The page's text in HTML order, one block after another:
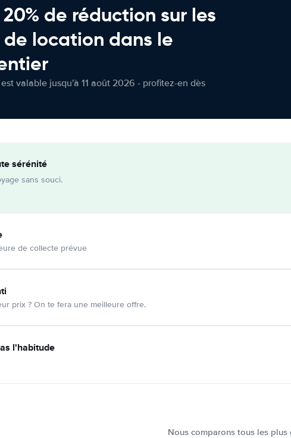
de réduction sur les
location dans le
valable jusqu'à 11 août 2026 - profitez-en dès
sérénité
sans souci.
de collecte prévue
prix ? On te fera une meilleure offre.
l'habitude
Nous comparons tous les